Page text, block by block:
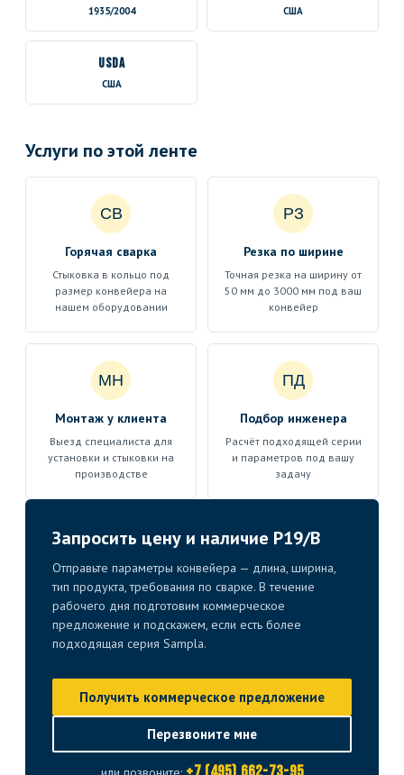
1935/2004 США
USDA
США
Услуги по этой ленте
СВ
Горячая сварка
Стыковка в кольцо под
размер конвейера на
нашем оборудовании
РЗ
Резка по ширине
Точная резка на ширину от
50 мм до 3000 мм под ваш
конвейер
МН
Монтаж у клиента
Выезд специалиста для
установки и стыковки на
производстве
ПД
Подбор инженера
Расчёт подходящей серии
и параметров под вашу
задачу
Запросить цену и наличие P19/B
Отправьте параметры конвейера — длина, ширина,
тип продукта, требования по сварке. В течение
рабочего дня подготовим коммерческое
предложение и подскажем, если есть более
подходящая серия Sampla.
Получить коммерческое предложение
Перезвоните мне